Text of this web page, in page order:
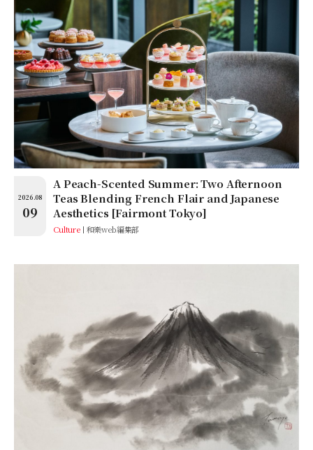
2026.08
09
A Peach-Scented Summer: Two Afternoon
Teas Blending French Flair and Japanese
Aesthetics [Fairmont Tokyo]
Culture 和樂web編集部